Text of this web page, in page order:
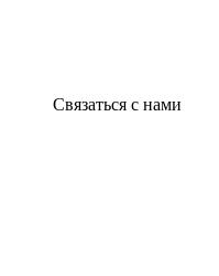
Связаться с нами